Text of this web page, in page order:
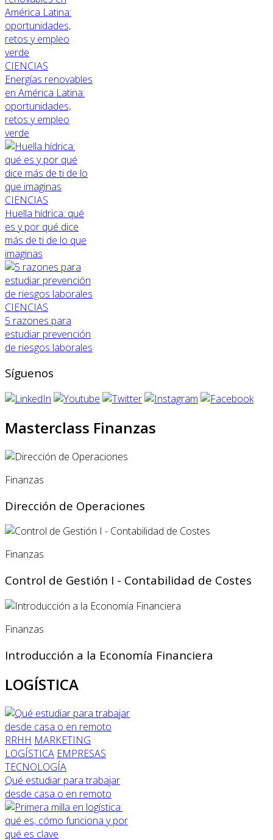
CIENCIAS
Energías renovables
en América Latina:
oportunidades,
retos y empleo
verde
CIENCIAS
Huella hídrica: qué
es y por qué dice
más de ti de lo que
imaginas
CIENCIAS
5 razones para
estudiar prevención
de riesgos laborales
Síguenos
Masterclass Finanzas
Finanzas
Dirección de Operaciones
Finanzas
Control de Gestión I - Contabilidad de Costes
Finanzas
Introducción a la Economía Financiera
LOGÍSTICA
RRHH MARKETING
LOGÍSTICA EMPRESAS
TECNOLOGÍA
Qué estudiar para trabajar
desde casa o en remoto